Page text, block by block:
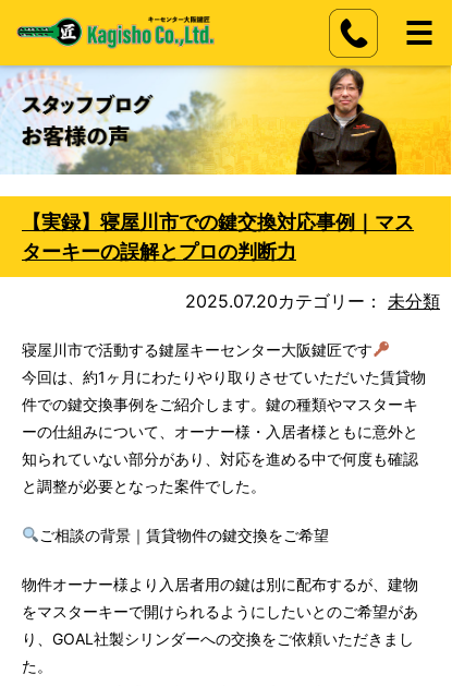
【実録】寝屋川市での鍵交換対応事例｜マス
ターキーの誤解とプロの判断力
2025.07.20カテゴリー： 未分類
寝屋川市で活動する鍵屋キーセンター大阪鍵匠です
今回は、約1ヶ月にわたりやり取りさせていただいた賃貸物
件での鍵交換事例をご紹介します。鍵の種類やマスターキ
ーの仕組みについて、オーナー様・入居者様ともに意外と
知られていない部分があり、対応を進める中で何度も確認
と調整が必要となった案件でした。
ご相談の背景｜賃貸物件の鍵交換をご希望
物件オーナー様より入居者用の鍵は別に配布するが、建物
をマスターキーで開けられるようにしたいとのご希望があ
り、GOAL社製シリンダーへの交換をご依頼いただきまし
た。